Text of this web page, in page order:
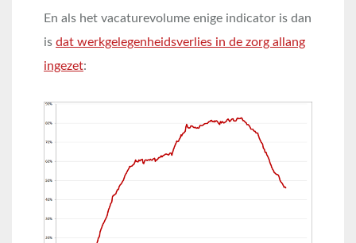
En als het vacaturevolume enige indicator is dan
is dat werkgelegenheidsverlies in de zorg allang
ingezet: